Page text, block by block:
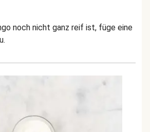
noch nicht ganz reif ist, füge eine